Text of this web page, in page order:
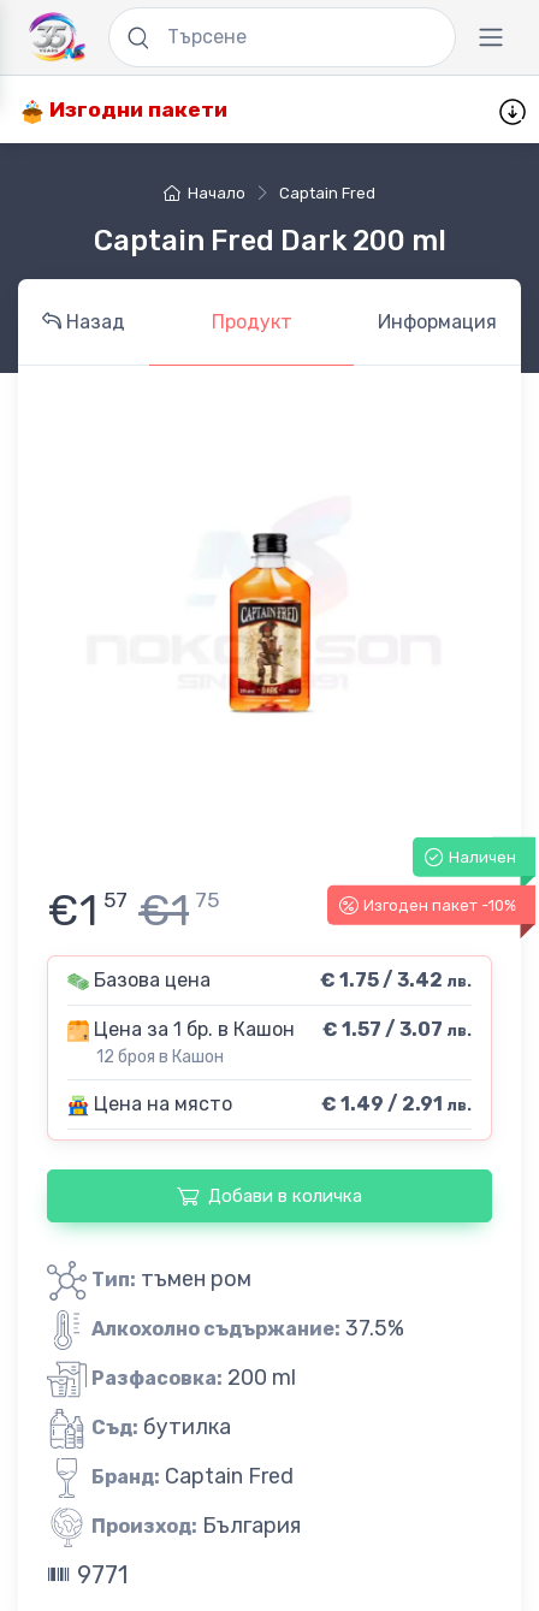
Изгодни пакети
Начало Captain Fred
Captain Fred Dark 200 ml
Назад Продукт Информация
Наличен
Изгоден пакет -10%
€1 57 €1 75
Базова цена € 1.75 / 3.42 лв.
Цена за 1 бр. в Кашон
12 броя в Кашон
€ 1.57 / 3.07 лв.
Цена на място € 1.49 / 2.91 лв.
Добави в количка
Тип: тъмен ром
Алкохолно съдържание: 37.5%
Разфасовка: 200 ml
Съд: бутилка
Бранд: Captain Fred
Произход: България
9771